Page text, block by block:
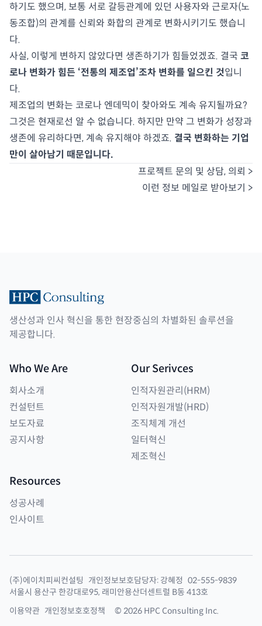
하기도 했으며, 보통 서로 갈등관계에 있던 사용자와 근로자(노
동조합)의 관계를 신뢰와 화합의 관계로 변화시키기도 했습니
다.
사실, 이렇게 변하지 않았다면 생존하기가 힘들었겠죠. 결국 코
로나 변화가 힘든 ‘전통의 제조업’조차 변화를 일으킨 것입니
다.
제조업의 변화는 코로나 엔데믹이 찾아와도 계속 유지될까요?
그것은 현재로선 알 수 없습니다. 하지만 만약 그 변화가 성장과
생존에 유리하다면, 계속 유지해야 하겠죠. 결국 변화하는 기업
만이 살아남기 때문입니다.
프로젝트 문의 및 상담, 의뢰 >
이런 정보 메일로 받아보기 >
생산성과 인사 혁신을 통한 현장중심의 차별화된 솔루션을
제공합니다.
Who We Are
회사소개
컨설턴트
보도자료
공지사항
Our Serivces
인적자원관리(HRM)
인적자원개발(HRD)
조직체계 개선
일터혁신
제조혁신
Resources
성공사례
인사이트
(주)에이치피씨컨설팅 개인정보보호담당자: 강혜정 02-555-9839
서울시 용산구 한강대로95, 래미안용산더센트럴 B동 413호
이용약관 개인정보호호정책 © 2026 HPC Consulting Inc.